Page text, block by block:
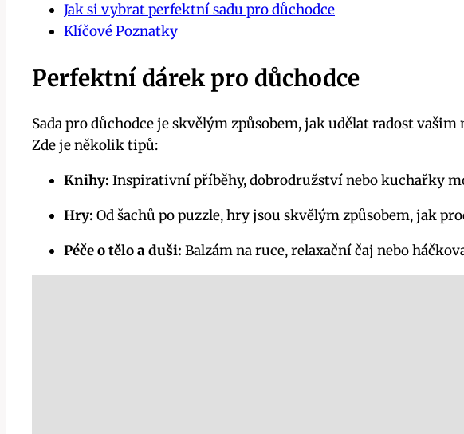
Jak si vybrat perfektní sadu pro důchodce
Klíčové Poznatky
Perfektní dárek pro důchodce
Sada pro důchodce je skvělým způsobem, jak udělat radost
Zde je několik tipů:
Knihy: Inspirativní příběhy, dobrodružství nebo kuchařky
Hry: Od šachů po puzzle, hry jsou skvělým způsobem, jak
Péče o tělo a duši: Balzám na ruce, relaxační čaj nebo